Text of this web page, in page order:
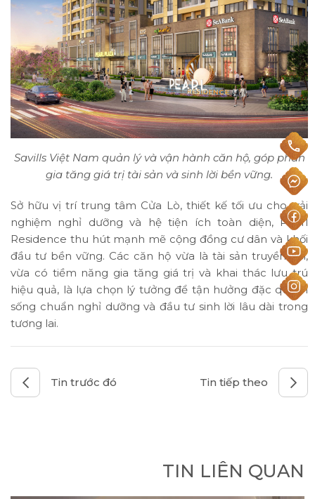
Savills Việt Nam quản lý và vận hành căn hộ, góp phần
gia tăng giá trị tài sản và sinh lời bền vững.
Sở hữu vị trí trung tâm Cửa Lò, thiết kế tối ưu cho trải
nghiệm nghỉ dưỡng và hệ tiện ích toàn diện, Pearl
Residence thu hút mạnh mẽ cộng đồng cư dân và khối
đầu tư bền vững. Các căn hộ vừa là tài sản truyền đời,
vừa có tiềm năng gia tăng giá trị và khai thác lưu trú
hiệu quả, là lựa chọn lý tưởng để tận hưởng đặc quyền
sống chuẩn nghỉ dưỡng và đầu tư sinh lời lâu dài trong
tương lai.
Tin trước đó Tin tiếp theo
TIN LIÊN QUAN